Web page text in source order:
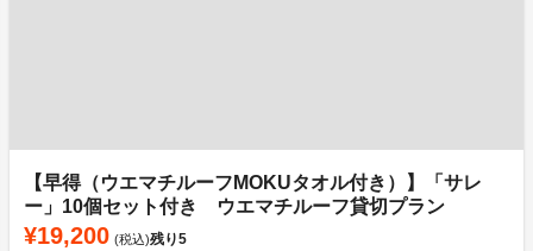
【早得（ウエマチルーフMOKUタオル付き）】「サレ
ー」10個セット付き ウエマチルーフ貸切プラン
¥19,200 (税込)残り5